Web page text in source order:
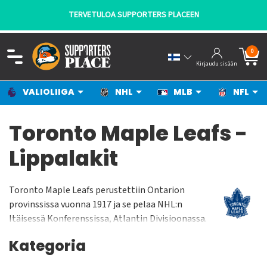
TERVETULOA SUPPORTERS PLACEEN
Kirjaudu sisään
0
VALIOLIIGA NHL MLB NFL
Toronto Maple Leafs -
Lippalakit
Toronto Maple Leafs perustettiin Ontarion
provinssissa vuonna 1917 ja se pelaa NHL:n
Itäisessä Konferenssissa, Atlantin Divisioonassa.
Canada Centressä jonka yleisökapasiteetti on n. 19
Kategoria